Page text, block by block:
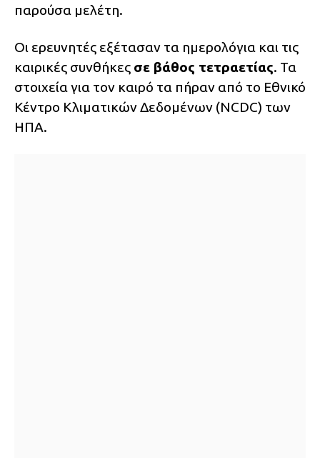
παρούσα μελέτη.
Οι ερευνητές εξέτασαν τα ημερολόγια και τις
καιρικές συνθήκες σε βάθος τετραετίας. Τα
στοιχεία για τον καιρό τα πήραν από το Εθνικό
Κέντρο Κλιματικών Δεδομένων (NCDC) των
ΗΠΑ.